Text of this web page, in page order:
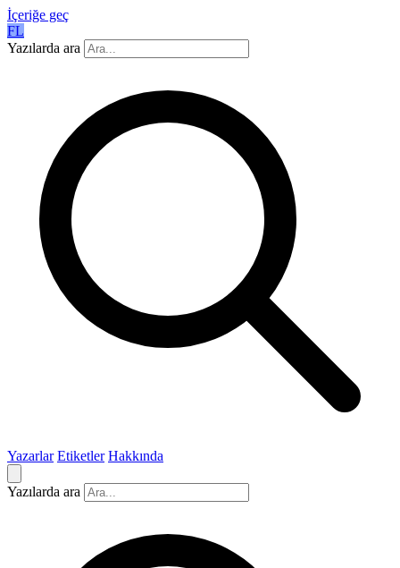
İçeriğe geç
FL
Yazılarda ara
Yazarlar Etiketler Hakkında
Yazılarda ara